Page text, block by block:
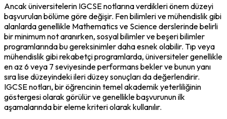
Ancak üniversitelerin IGCSE notlarına verdikleri önem düzeyi
başvurulan bölüme göre değişir. Fen bilimleri ve mühendislik gibi
alanlarda genellikle Mathematics ve Science derslerinde belirli
bir minimum not aranırken, sosyal bilimler ve beşeri bilimler
programlarında bu gereksinimler daha esnek olabilir. Tıp veya
mühendislik gibi rekabetçi programlarda, üniversiteler genellikle
en az 6 veya 7 seviyesinde performans bekler ve bunun yanı
sıra lise düzeyindeki ileri düzey sonuçları da değerlendirir.
IGCSE notları, bir öğrencinin temel akademik yeterliliğinin
göstergesi olarak görülür ve genellikle başvurunun ilk
aşamalarında bir eleme kriteri olarak kullanılır.